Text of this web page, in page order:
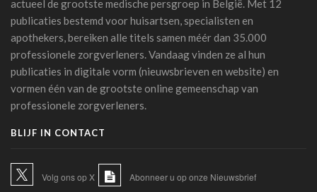
TIM-HF3: spraakgestuurde AI presteert beter dan
gewichtscontrole bij het voorspellen van
hartdecompensatie
10 juli 2026 - 12:25
Artsen en sociale media: de Orde roept op tot
voorzichtigheid bij verspreiden van informatie
07 juli 2026 - 20:56
tegenover een medische diagnose door AI (studie)
07 juli 2026 - 09:34
actueel de grootste medische persgroep in België. Met 12
publicaties bestemd voor huisartsen, specialisten en
apothekers, bereiken alle titels samen méér dan 35.000
professionele zorgverleners. Vandaag vinden ze al hun
publicaties in digitale vorm (nieuwsbrieven en website) en
vormen één van de grootste online gemeenschap van
professionele zorgverleners.
BLIJF IN CONTACT
Volg ons op X Abonneer u op onze Nieuwsbrief